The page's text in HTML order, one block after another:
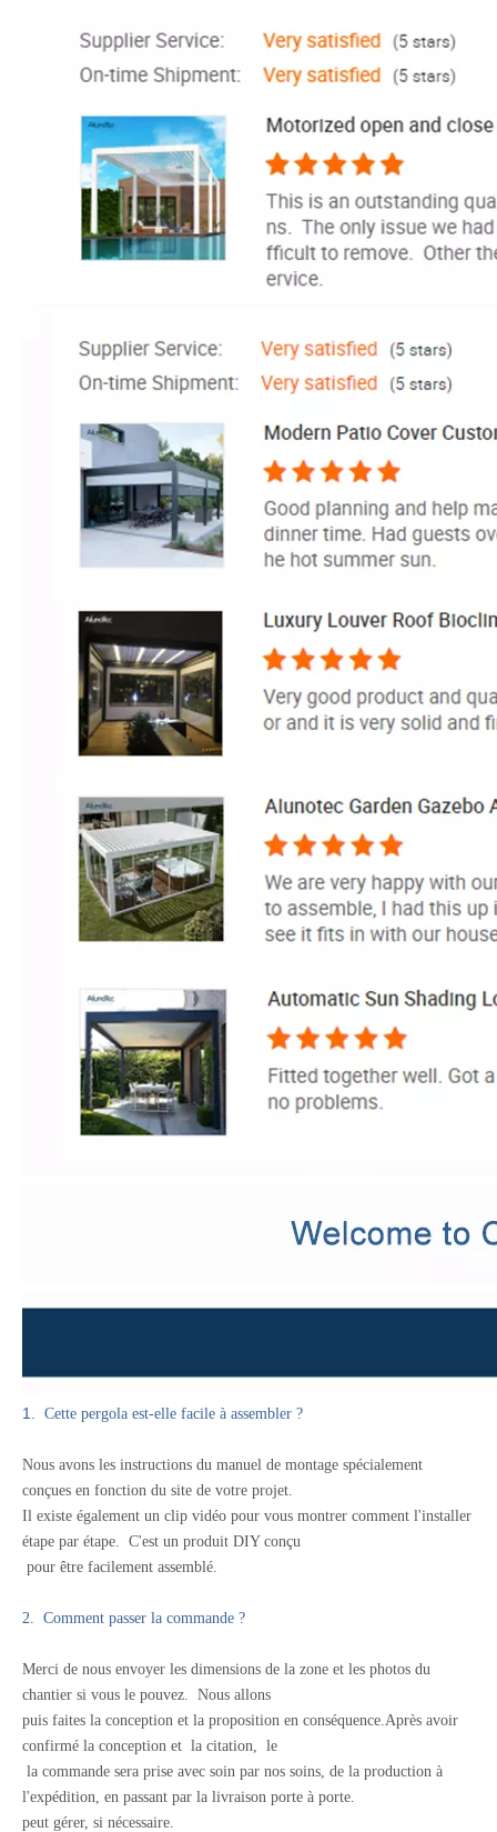
1. Cette pergola est-elle facile à assembler ?
Nous avons les instructions du manuel de montage spécialement
conçues en fonction du site de votre projet.
Il existe également un clip vidéo pour vous montrer comment l'installer
étape par étape. C'est un produit DIY conçu
pour être facilement assemblé.
2. Comment passer la commande ?
Merci de nous envoyer les dimensions de la zone et les photos du
chantier si vous le pouvez. Nous allons
puis faites la conception et la proposition en conséquence.Après avoir
confirmé la conception et la citation, le
la commande sera prise avec soin par nos soins, de la production à
l'expédition, en passant par la livraison porte à porte.
peut gérer, si nécessaire.